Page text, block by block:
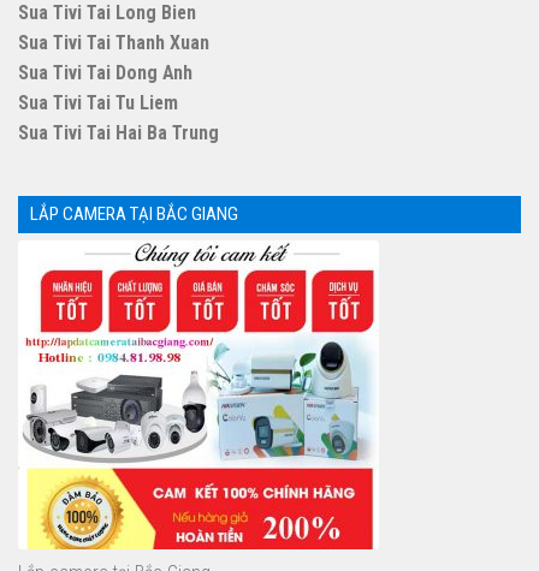
Sua Tivi Tai Long Bien
Sua Tivi Tai Thanh Xuan
Sua Tivi Tai Dong Anh
Sua Tivi Tai Tu Liem
Sua Tivi Tai Hai Ba Trung
LẮP CAMERA TẠI BẮC GIANG